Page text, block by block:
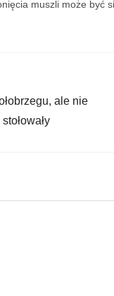
muszli może
ale nie